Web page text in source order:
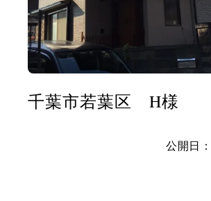
お問い合わせ
千葉市若葉区 H様
公開日：